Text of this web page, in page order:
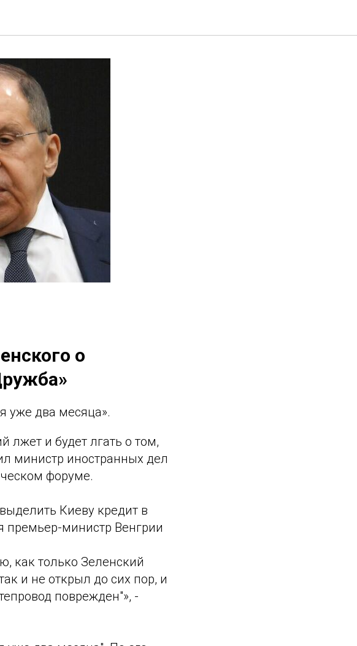
о
уже два месяца».
и будет лгать о том,
министр иностранных дел
форуме.
Киеву кредит в
премьер-министр Венгрии
как только Зеленский
и не открыл до сих пор, и
поврежден"», -